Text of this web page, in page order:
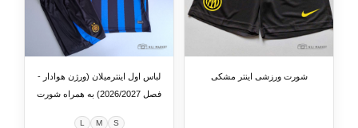
شورت ورزشی اینتر مشکی
لباس اول اینترمیلان (ورژن هوادار -
فصل 2026/2027) به همراه شورت
S
M
L